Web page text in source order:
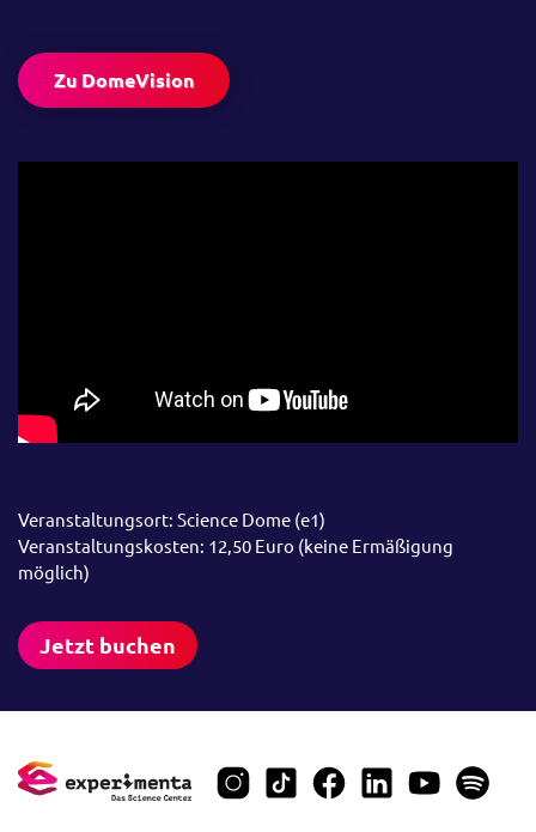
Zu DomeVision
Veranstaltungsort: Science Dome (e1)
Veranstaltungskosten: 12,50 Euro (keine Ermäßigung
möglich)
Jetzt buchen